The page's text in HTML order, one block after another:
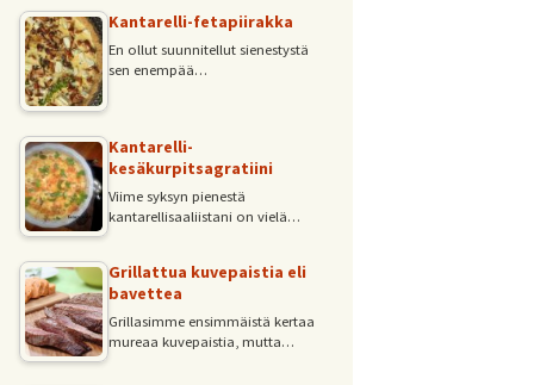
Kantarelli-fetapiirakka
En ollut suunnitellut sienestystä
sen enempää…
Kantarelli-
kesäkurpitsagratiini
Viime syksyn pienestä
kantarellisaaliistani on vielä…
Grillattua kuvepaistia eli
bavettea
Grillasimme ensimmäistä kertaa
mureaa kuvepaistia, mutta…